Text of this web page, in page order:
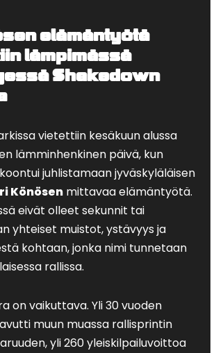
elämäntyötä
lämpimässä
Shakedown
vietettiin kesäkuun alussa
lämminhenkinen päivä, kun
juhlistamaan jyväskyläläisen
Könösen mittavaa elämäntyötä.
eivät olleet sekunnit tai
yhteiset muistot, ystävyys ja
kohtaan, jonka nimi tunnetaan
rallissa.
on vaikuttava. Yli 30 vuoden
muun muassa rallisprintin
yli 260 yleiskilpailuvoittoa